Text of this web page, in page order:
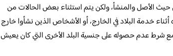
الأصل والمنشأ، ولكن يتم استثناء بعض الحالات من
خدمة البلاد في الخارج، أو الأشخاص الذين نشأوا خارج
شرط عدم حصوله على جنسية البلد الأخرى التي كان يعيش